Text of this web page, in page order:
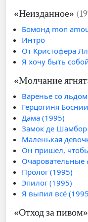
«Неизданное»
Бомонд mon
Интро
От Кристофера
Я хочу быть
«Молчание
Варенье со льдом
Герцогиня
Дама (1995)
Замок де Шамбор
Маленькая
Он пришел,
Очаровательные
Пролог (1995)
Эпилог (1995)
Я выпил всё
«Отход за пивом»